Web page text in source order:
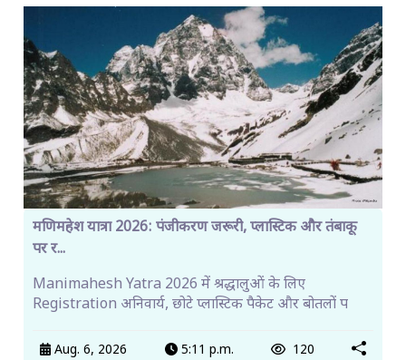
मणिमहेश यात्रा 2026: पंजीकरण जरूरी, प्लास्टिक और तंबाकू
पर र...
Manimahesh Yatra 2026 में श्रद्धालुओं के लिए
Registration अनिवार्य, छोटे प्लास्टिक पैकेट और बोतलों प
Aug. 6, 2026 5:11 p.m. 120